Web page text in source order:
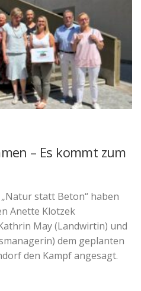
– Es kommt zum
statt Beton“ haben
Anette Klotzek
May (Landwirtin) und
dem geplanten
den Kampf angesagt.